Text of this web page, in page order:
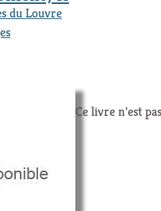
du Louvre
Ce livre n'est